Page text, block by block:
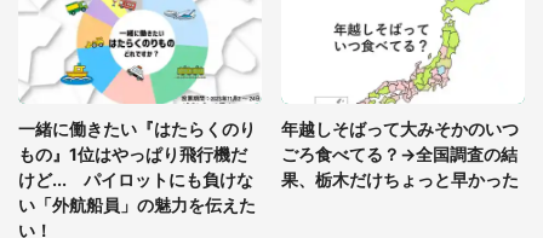
一緒に働きたい『はたらくのり
もの』1位はやっぱり飛行機だ
けど... パイロットにも負けな
い「外航船員」の魅力を伝えた
い！
年越しそばって大みそかのいつ
ごろ食べてる？→全国調査の結
果、栃木だけちょっと早かった